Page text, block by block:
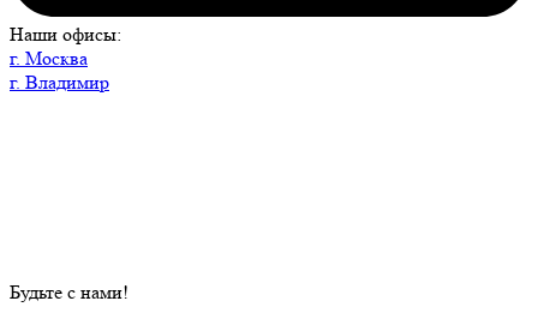
Наши офисы:
г. Москва
г. Владимир
Будьте с нами!